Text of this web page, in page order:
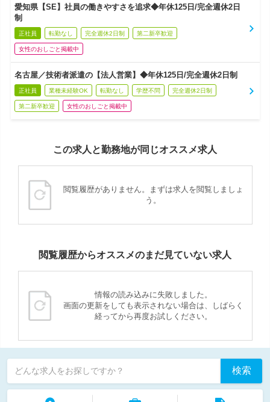
愛知県【SE】社員の働きやすさを追求◆年休125日/完全週休2日
制
正社員 転勤なし 完全週休2日制 第二新卒歓迎
女性のおしごと掲載中
名古屋／技術者派遣の【法人営業】◆年休125日/完全週休2日制
正社員 業種未経験OK 転勤なし 学歴不問 完全週休2日制
第二新卒歓迎 女性のおしごと掲載中
この求人と勤務地が同じオススメ求人
閲覧履歴がありません。まずは求人を閲覧しましょ
う。
閲覧履歴からオススメのまだ見ていない求人
情報の読み込みに失敗しました。
画面の更新をしても表示されない場合は、しばらく
経ってから再度お試しください。
どんな求人をお探しですか？ 検索